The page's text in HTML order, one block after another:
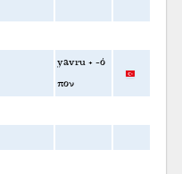
yavru + -ό
πον